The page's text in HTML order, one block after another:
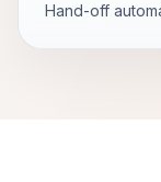
Hand-off